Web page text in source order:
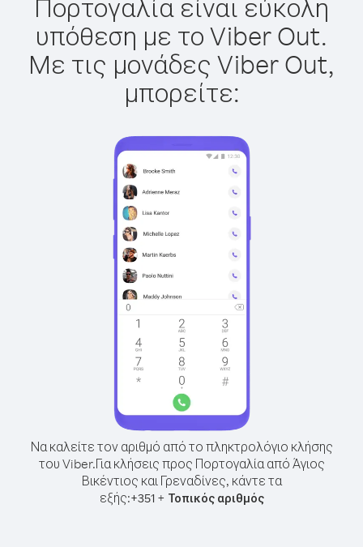
Πορτογαλία είναι εύκολη
υπόθεση με το Viber Out.
Με τις μονάδες Viber Out,
μπορείτε:
Να καλείτε τον αριθμό από το πληκτρολόγιο κλήσης
του Viber.Για κλήσεις προς Πορτογαλία από Άγιος
Βικέντιος και Γρεναδίνες, κάντε τα
εξής:+351+ Τοπικός αριθμός